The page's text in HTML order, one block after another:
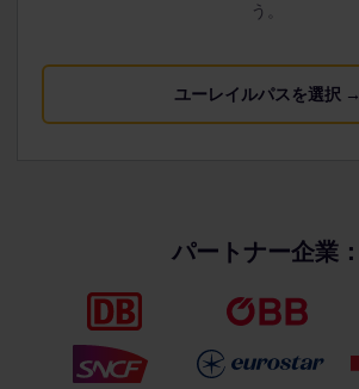
う。
ユーレイルパスを選択 →
パートナー企業：